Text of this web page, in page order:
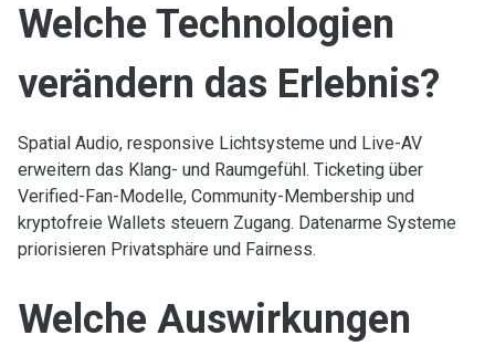
Welche Technologien
verändern das Erlebnis?
Spatial Audio, responsive Lichtsysteme und Live-AV
erweitern das Klang- und Raumgefühl. Ticketing über
Verified-Fan-Modelle, Community-Membership und
kryptofreie Wallets steuern Zugang. Datenarme Systeme
priorisieren Privatsphäre und Fairness.
Welche Auswirkungen